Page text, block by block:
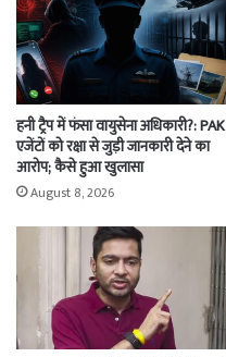
हनी ट्रैप में फंसा वायुसेना अधिकारी?: PAK
एजेंटों को रक्षा से जुड़ी जानकारी देने का
आरोप; कैसे हुआ खुलासा
August 8, 2026